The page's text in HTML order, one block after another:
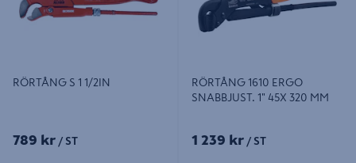
RÖRTÅNG S 1 1/2IN
789 kr / ST
RÖRTÅNG 1610 ERGO
SNABBJUST. 1" 45X 320 MM
1 239 kr / ST